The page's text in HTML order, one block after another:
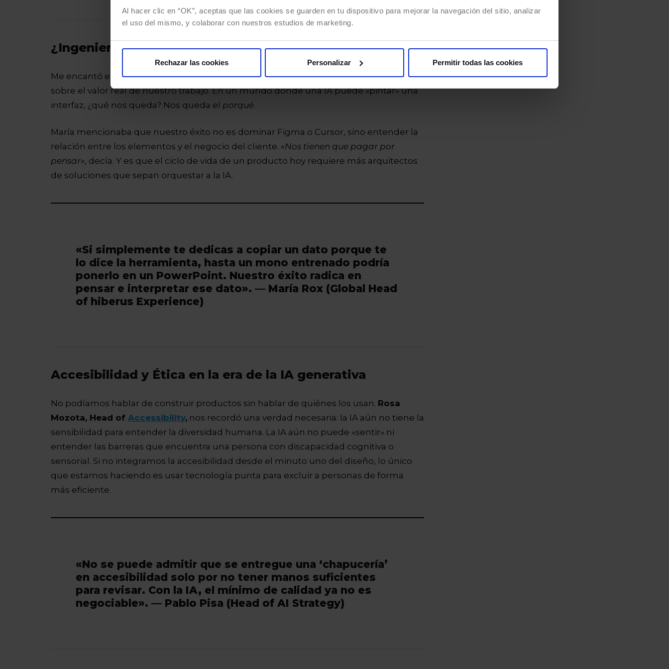
Al hacer clic en “OK”, aceptas que las cookies se guarden en tu dispositivo para mejorar la navegación del sitio, analizar
el uso del mismo, y colaborar con nuestros estudios de marketing.
Rechazar las cookies Personalizar Permitir todas las cookies
¿Ingenieros o artesanos del producto?
Me encantó el debate que surgió conMaría Rox, Global Head ofhiberus Experience,
sobre el valor real de nuestro trabajo. En un mundo donde una IA puede «pintar» una
interfaz, ¿qué nos queda? Nos queda el porqué.
María mencionaba que nuestro éxito no es dominar Figma o Cursor, sino entender la
relación entre los elementos y el negocio del cliente. «Nos tienen que pagar por
pensar», decía. Y es que el ciclo de vida de un producto hoy requiere más arquitectos
de soluciones que sepan orquestar a la IA.
«Si simplemente te dedicas a copiar un dato porque te
lo dice la herramienta, hasta un mono entrenado podría
ponerlo en un PowerPoint. Nuestro éxito radica en
pensar e interpretar ese dato». — María Rox (Global Head
of hiberus Experience)
Accesibilidad y Ética en la era de la IA generativa
No podíamos hablar de construir productos sin hablar de quiénes los usan. Rosa
Mozota, Head of Accessibility, nos recordó una verdad necesaria: la IA aún no tiene la
sensibilidad para entender la diversidad humana. La IA aún no puede «sentir» ni
entender las barreras que encuentra una persona con discapacidad cognitiva o
sensorial. Si no integramos la accesibilidad desde el minuto uno del diseño, lo único
que estamos haciendo es usar tecnología punta para excluir a personas de forma
más eficiente.
«No se puede admitir que se entregue una ‘chapucería’
en accesibilidad solo por no tener manos suficientes
para revisar. Con la IA, el mínimo de calidad ya no es
negociable». — Pablo Pisa (Head of AI Strategy)